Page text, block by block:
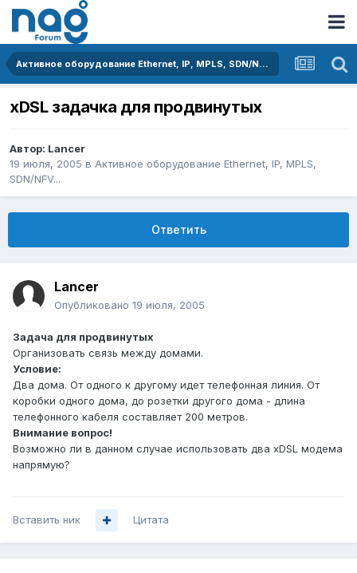
Активное оборудование Ethernet, IP, MPLS, SDN/NFV...
xDSL задачка для продвинутых
Автор: Lancer
19 июля, 2005 в Активное оборудование Ethernet, IP, MPLS,
SDN/NFV...
Ответить
Lancer
Опубликовано 19 июля, 2005
Задача для продвинутых
Организовать связь между домами.
Условие:
Два дома. От одного к другому идет телефонная линия. От
коробки одного дома, до розетки другого дома - длина
телефонного кабеля составляет 200 метров.
Внимание вопрос!
Возможно ли в данном случае использовать два xDSL модема
напрямую?
Вставить ник Цитата